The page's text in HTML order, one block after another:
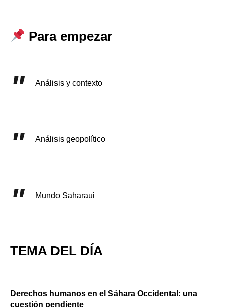
Para empezar
Análisis y contexto
Análisis geopolítico
Mundo Saharaui
TEMA DEL DÍA
Derechos humanos en el Sáhara Occidental: una
cuestión pendiente